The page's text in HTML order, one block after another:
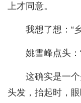
上才同意。
我想了想：“
姚雪峰点头
这确实是一
头发，抬起时，